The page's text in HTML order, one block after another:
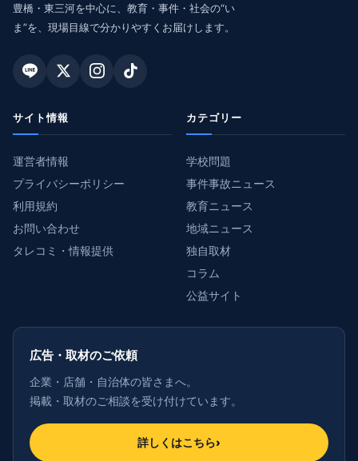
豊橋・東三河を中心に、教育・事件・社会の“い
ま”を、現場目線で分かりやすくお届けします。
サイト情報
運営者情報
プライバシーポリシー
利用規約
お問い合わせ
タレコミ・情報提供
カテゴリー
学校問題
事件事故ニュース
教育ニュース
地域ニュース
独自取材
コラム
公益サイト
広告・取材のご依頼
企業・店舗・自治体の皆さまへ。
掲載・取材のご相談を受け付けています。
詳しくはこちら›